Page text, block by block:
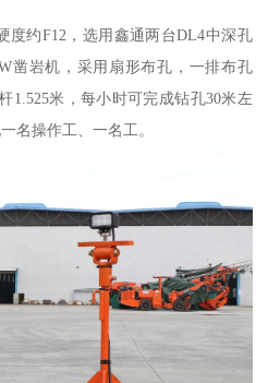
度约F12，选用鑫通两台DL4中深孔
凿岩机，采用扇形布孔，一排布孔
1.525米，每小时可完成钻孔30米左
名操作工、一名工。